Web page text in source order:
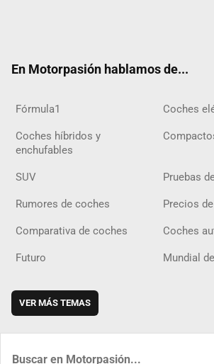
En Motorpasión hablamos de...
Fórmula1 Coches
Coches híbridos y
enchufables
SUV Pruebas
Rumores de coches Precios
Comparativa de coches Coches
Futuro Mundial
VER MÁS TEMAS